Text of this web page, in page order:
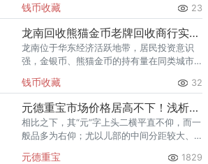
熊猫金币的需求就明显升温，但鱼龙混杂的
回收渠道里，能精准识别版别溢
钱币收藏 23
龙南回收熊猫金币老牌回收商行实力盘点
龙南位于华东经济活跃地带，居民投资意识
强，金银币、熊猫金币的持有量在同类城市
熊猫金币的需求就明显升温，但鱼龙混杂的
回收渠道里，能精准识别版别溢
钱币收藏 32
元德重宝市场价格居高不下！浅析元德重宝历史文化价值
相比之下，其“元”字上头二横平直不仰，而一
般品多为右仰；尤以儿部的中间分距较大、
元德重宝 1829